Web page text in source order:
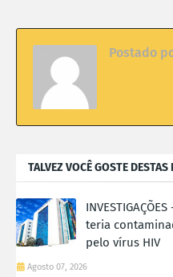
Postado
TALVEZ VOCÊ GOSTE DESTAS
teria
pelo vírus HIV
Agosto 07, 2026